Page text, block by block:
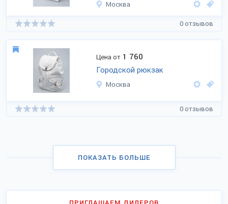
Москва
0 отзывов
Цена от 1 760
Городской рюкзак
Москва
0 отзывов
ПОКАЗАТЬ БОЛЬШЕ